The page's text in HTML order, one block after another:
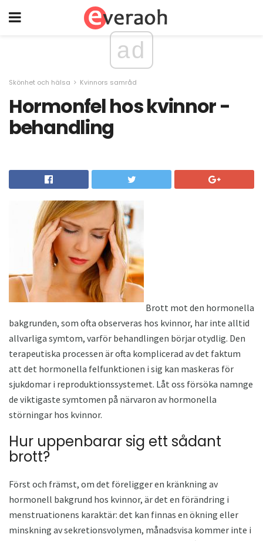
ad
Skönhet och hälsa Kvinnors samråd
Hormonfel hos kvinnor -
behandling
Brott mot den hormonella
bakgrunden, som ofta observeras hos kvinnor, har inte alltid
allvarliga symtom, varför behandlingen börjar otydlig. Den
terapeutiska processen är ofta komplicerad av det faktum
att det hormonella felfunktionen i sig kan maskeras för
sjukdomar i reproduktionssystemet. Låt oss försöka namnge
de viktigaste symtomen på närvaron av hormonella
störningar hos kvinnor.
Hur uppenbarar sig ett sådant
brott?
Först och främst, om det föreligger en kränkning av
hormonell bakgrund hos kvinnor, är det en förändring i
menstruationens karaktär: det kan finnas en ökning eller
minskning av sekretionsvolymen, månadsvisa kommer inte i